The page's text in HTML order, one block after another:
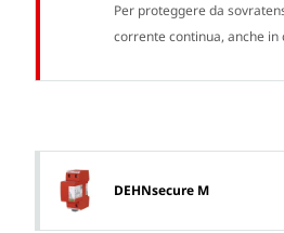
Per proteggere da
corrente continua, anche in
DEHNsecure M